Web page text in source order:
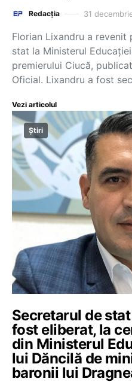
Redacția 31
Florian Lixandru a
stat la Ministerul
premierului Ciucă,
Oficial. Lixandru a fost
Vezi articolul
Știri
Secretarul de
fost eliberat, la
din Ministerul
lui Dăncilă de
baronii lui